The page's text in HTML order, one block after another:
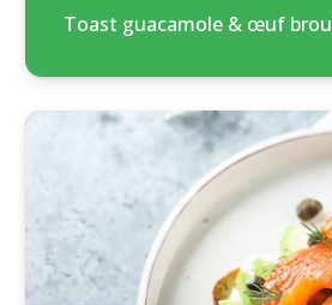
Toast guacamole & œuf